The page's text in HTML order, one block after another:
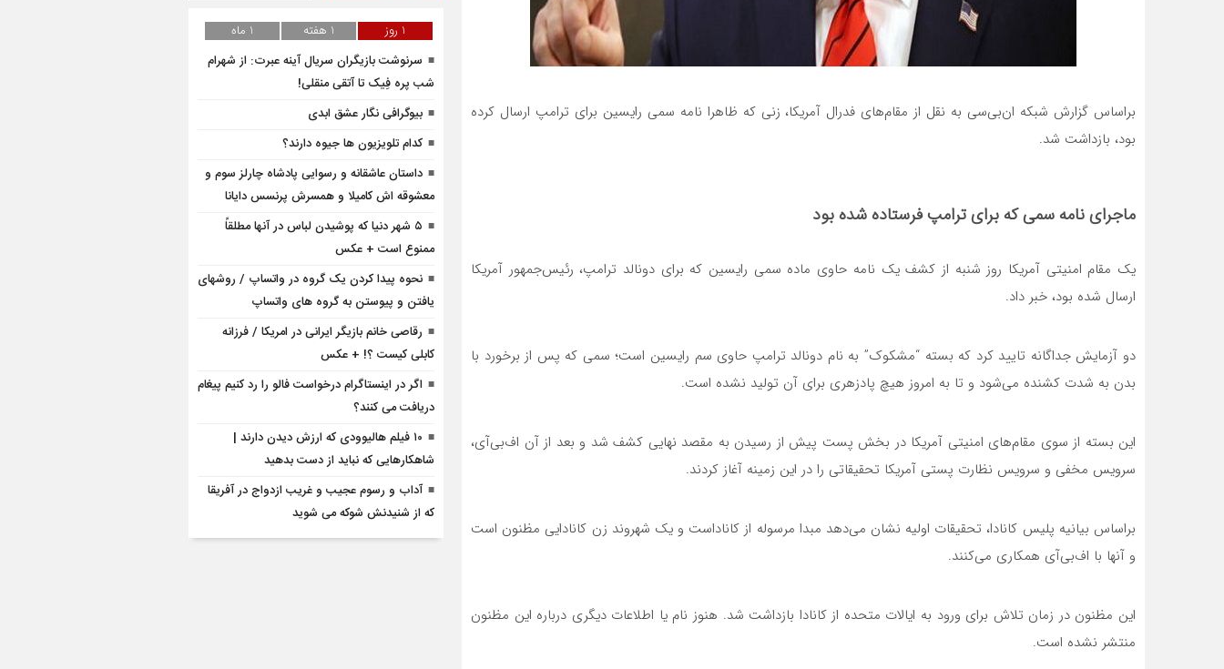
براساس گزارش شبکه ان‌بی‌سی به نقل از مقام‌های فدرال آمریکا، زنی که ظاهرا نامه سمی رایسین برای ترامپ ارسال کرده
بود، بازداشت شد.
ماجرای نامه سمی که برای ترامپ فرستاده شده بود
یک مقام امنیتی آمریکا روز شنبه از کشف یک نامه حاوی ماده سمی رایسین که برای دونالد ترامپ، رئیس‌جمهور آمریکا
ارسال شده بود، خبر داد.
دو آزمایش جداگانه تایید کرد که بسته “مشکوک” به نام دونالد ترامپ حاوی سم رایسین است؛ سمی که پس از برخورد با
بدن به شدت کشنده می‌شود و تا به امروز هیچ پادزهری برای آن تولید نشده است.
این بسته از سوی مقام‌های امنیتی آمریکا در بخش پست پیش از رسیدن به مقصد نهایی کشف شد و بعد از آن اف‌بی‌آی،
سرویس مخفی و سرویس نظارت پستی آمریکا تحقیقاتی را در این زمینه آغاز کردند.
براساس بیانیه پلیس کانادا، تحقیقات اولیه نشان می‌دهد مبدا مرسوله از کاناداست و یک شهروند زن کانادایی مظنون است
و آنها با اف‌بی‌آی همکاری می‌کنند.
این مظنون در زمان تلاش برای ورود به ایالات متحده از کانادا بازداشت شد. هنوز نام یا اطلاعات دیگری درباره این مظنون
منتشر نشده است.
1 روز 1 هفته 1 ماه
سرنوشت بازیگران سریال آینه عبرت: از شهرام
شب‌ پره فِیک تا آتقی منقلی!
بیوگرافی نگار عشق ابدی
کدام تلویزیون ها جیوه دارند؟
داستان عاشقانه و رسوایی پادشاه چارلز سوم و
معشوقه اش کامیلا و همسرش پرنسس دایانا
۵ شهر دنیا که پوشیدن لباس در آنها مطلقاً
ممنوع است + عکس
نحوه پیدا کردن یک گروه در واتساپ / روشهای
یافتن و پیوستن به گروه های واتساپ
رقاصی خانم بازیگر ایرانی در امریکا / فرزانه
کابلی کیست ؟! + عکس
اگر در اینستاگرام درخواست فالو را رد کنیم پیغام
دریافت می کنند؟
۱۰ فیلم هالیوودی که ارزش دیدن دارند |
شاهکارهایی که نباید از دست بدهید
آداب و رسوم عجیب و غریب ازدواج در آفریقا
که از شنیدنش شوکه می شوید